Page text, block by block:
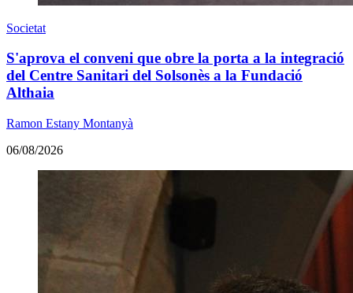
Societat
S'aprova el conveni que obre la porta a la integració
del Centre Sanitari del Solsonès a la Fundació
Althaia
Ramon Estany Montanyà
06/08/2026